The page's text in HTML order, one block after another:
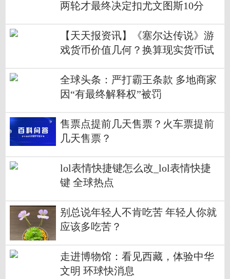
两轮才最终决定扣尤文图斯10分
【天天报资讯】《塞尔达传说》游
戏货币价值几何？换算现实货币试
全球头条：严打霸王条款 多地商家
因“有最终解释权”被罚
售票点提前几天售票？火车票提前
几天售票？
lol表情快捷键怎么改_lol表情快捷
键 全球热点
别总说年轻人不肯吃苦 年轻人你就
应该多吃苦？
走进博物馆：看见西藏，体验中华
文明 环球快消息